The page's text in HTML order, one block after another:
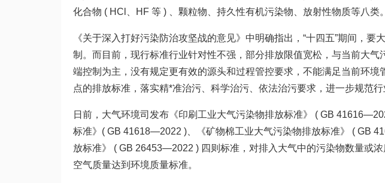
化合物 ( HCl、HF 等 ) 、颗粒物、持久性有机污染物、放射性物质等八类。
《关于深入打好污染防治攻坚战的意见》中明确指出，“十四五”期间，要
制。而目前，现行标准行业针对性不强，部分排放限值宽松，与当前大气
端控制为主，没有规定更有效的源头和过程管控要求，不能满足当前环
点的排放标准，落实精*准治污、科学治污、依法治污要求，进一步规范行
日前，大气环境司发布《印刷工业大气污染物排放标准》 ( GB
标准》( GB 41618—2022 )、《矿物棉工业大气污染物排放标准》 ( GB
放标准》 ( GB 26453—2022 ) 四则标准，对排入大气中的污染物数量或
空气质量达到环境质量标准。